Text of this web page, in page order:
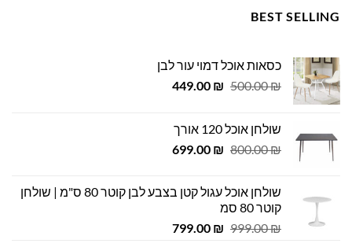
BEST SELLING
כסאות אוכל דמוי עור לבן
500.00₪
המחיר
500.00 ₪.
449.00 ₪
המחיר
שולחן אוכל 120 אורך
800.00₪
המחיר
800.00 ₪.
699.00 ₪
המחיר
699.00 ₪.
שולחן אוכל עגול קטן בצבע לבן קוטר 80 ס"מ | שולחן
קוטר 80 סמ
999.00₪
המחיר
799.00 ₪
המחיר